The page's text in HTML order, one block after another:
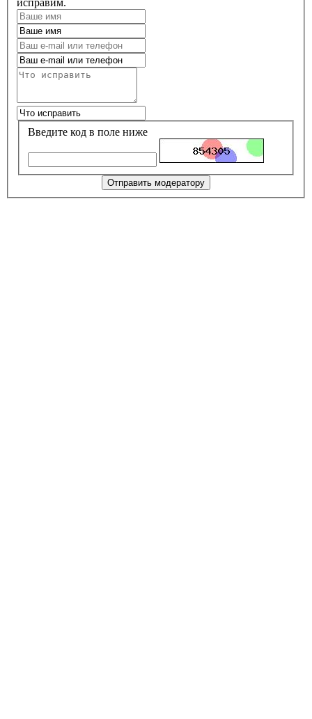
исправим.
Введите код в поле ниже
Отправить модератору